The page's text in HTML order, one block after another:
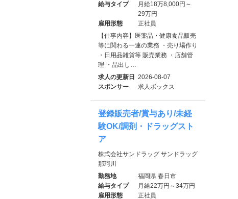
給与タイプ
月給18万8,000円～
29万円
雇用形態
正社員
【仕事内容】医薬品・健康食品販売
等に関わる一連の業務 ・売り場作り
・日用品雑貨等 販売業務 ・店舗管
理 ・品出し…
求人の更新日
2026-08-07
スポンサー
求人ボックス
登録販売者/賞与あり/未経
験OK/調剤・ドラッグスト
ア
株式会社サンドラッグ サンドラッグ
那珂川
勤務地
福岡県 春日市
給与タイプ
月給22万円～34万円
雇用形態
正社員